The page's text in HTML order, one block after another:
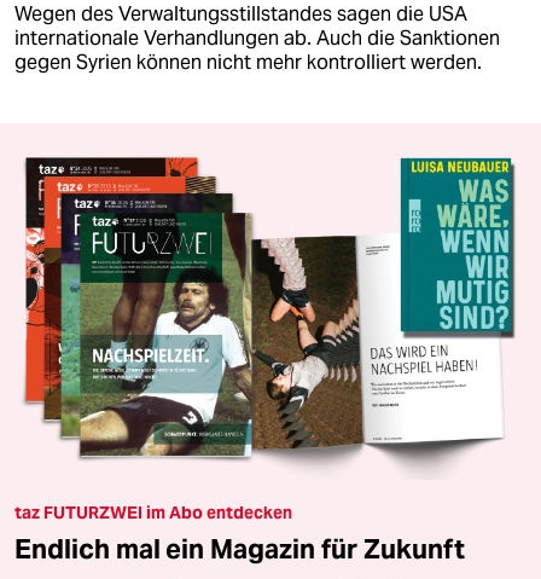
Wegen des Verwaltungsstillstandes sagen die USA
internationale Verhandlungen ab. Auch die Sanktionen
gegen Syrien können nicht mehr kontrolliert werden.
taz FUTURZWEI im Abo entdecken
Endlich mal ein Magazin für Zukunft